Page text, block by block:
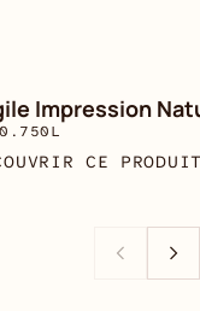
Impression
CE